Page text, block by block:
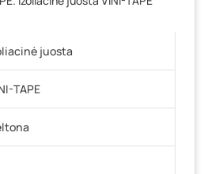
Rokiškis- 0 vienetų
- 0 vienetų
juosta
TAPE